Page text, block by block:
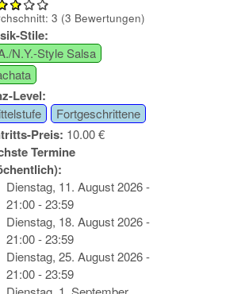
3 (3 Bewertungen)
Stile:
N.Y.-Style Salsa
Level:
Fortgeschrittene
Preis: 10.00 €
Termine
Dienstag, 11. August 2026 -
21:00 - 23:59
Dienstag, 18. August 2026 -
21:00 - 23:59
Dienstag, 25. August 2026 -
21:00 - 23:59